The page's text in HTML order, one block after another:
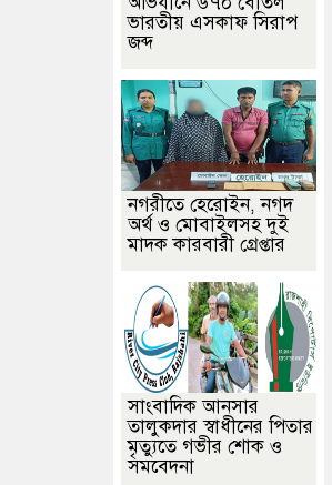
ভারতীয় এসকাফ সিরাপ
জব্দ
নগরীতে হেরোইন, নগদ
অর্থ ও মোবাইলসহ দুই
মাদক কারবারী গ্রেপ্তার
সাংবাদিক আনসার
তালুকদার স্বাধীনের পিতার
মৃত্যুতে গভীর শোক ও
সমবেদনা